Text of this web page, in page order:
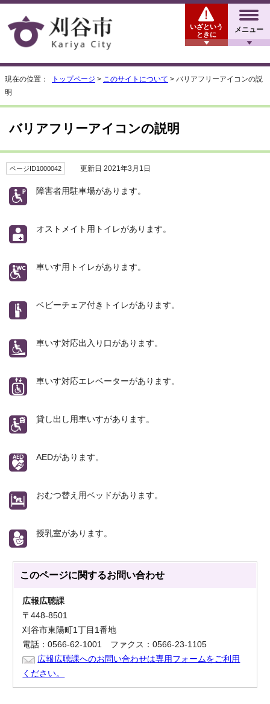
メニュー
いざという
ときに
現在の位置： トップページ > このサイトについて > バリアフリーアイコンの説
明
バリアフリーアイコンの説明
ページID1000042 更新日 2021年3月1日
障害者用駐車場があります。
オストメイト用トイレがあります。
車いす用トイレがあります。
ベビーチェア付きトイレがあります。
車いす対応出入り口があります。
車いす対応エレベーターがあります。
貸し出し用車いすがあります。
AEDがあります。
おむつ替え用ベッドがあります。
授乳室があります。
このページに関するお問い合わせ
広報広聴課
〒448-8501
刈谷市東陽町1丁目1番地
電話：0566-62-1001 ファクス：0566-23-1105
広報広聴課へのお問い合わせは専用フォームをご利用
ください。